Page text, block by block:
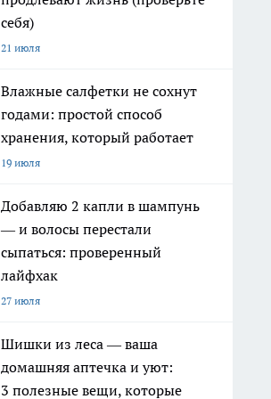
себя)
21 июля
Влажные салфетки не сохнут
годами: простой способ
хранения, который работает
19 июля
Добавляю 2 капли в шампунь
— и волосы перестали
сыпаться: проверенный
лайфхак
27 июля
Шишки из леса — ваша
домашняя аптечка и уют:
3 полезные вещи, которые